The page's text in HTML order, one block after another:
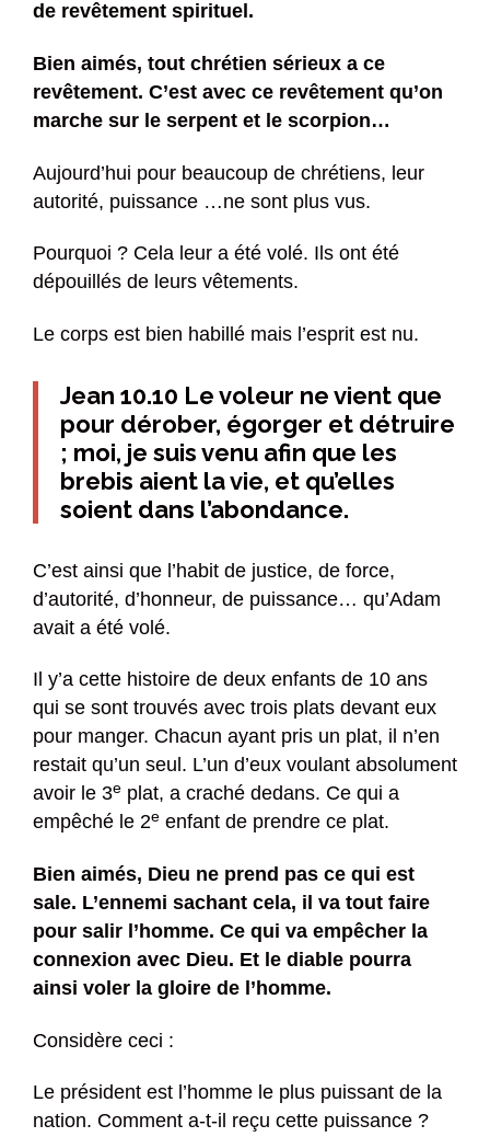
de revêtement spirituel.
Bien aimés, tout chrétien sérieux a ce
revêtement. C’est avec ce revêtement qu’on
marche sur le serpent et le scorpion…
Aujourd’hui pour beaucoup de chrétiens, leur
autorité, puissance …ne sont plus vus.
Pourquoi ? Cela leur a été volé. Ils ont été
dépouillés de leurs vêtements.
Le corps est bien habillé mais l’esprit est nu.
Jean 10.10 Le voleur ne vient que
pour dérober, égorger et détruire
; moi, je suis venu afin que les
brebis aient la vie, et qu’elles
soient dans l’abondance.
C’est ainsi que l’habit de justice, de force,
d’autorité, d’honneur, de puissance… qu’Adam
avait a été volé.
Il y’a cette histoire de deux enfants de 10 ans
qui se sont trouvés avec trois plats devant eux
pour manger. Chacun ayant pris un plat, il n’en
restait qu’un seul. L’un d’eux voulant absolument
avoir le 3e plat, a craché dedans. Ce qui a
empêché le 2e enfant de prendre ce plat.
Bien aimés, Dieu ne prend pas ce qui est
sale. L’ennemi sachant cela, il va tout faire
pour salir l’homme. Ce qui va empêcher la
connexion avec Dieu. Et le diable pourra
ainsi voler la gloire de l’homme.
Considère ceci :
Le président est l’homme le plus puissant de la
nation. Comment a-t-il reçu cette puissance ?